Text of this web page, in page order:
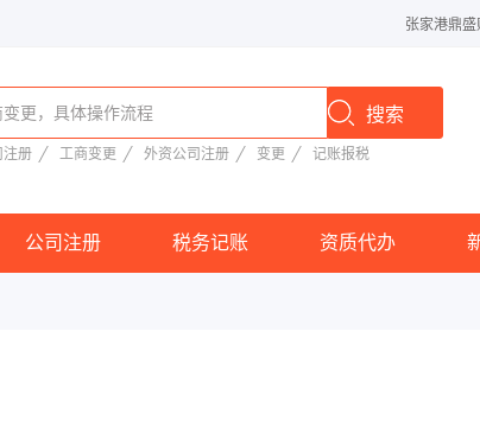
张家港鼎盛
注册 工商变更 外资公司注册 变更 记账报税
公司注册 税务记账 资质代办